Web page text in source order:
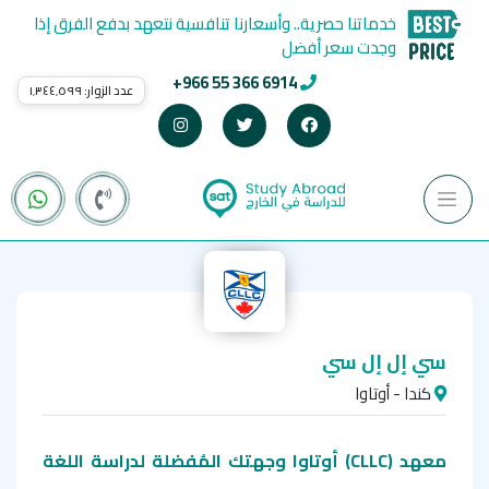
+966 55 366 6914
خدماتنا حصرية.. وأسعارنا تنافسية نتعهد بدفع الفرق إذا
وجدت سعر أفضل
عدد الزوار: ١٬٣٤٤٬٥٩٩
سي إل إل سي
كندا - أوتاوا
معهد (CLLC
) أوتاوا وجهتك المُفضلة لدراسة اللغة